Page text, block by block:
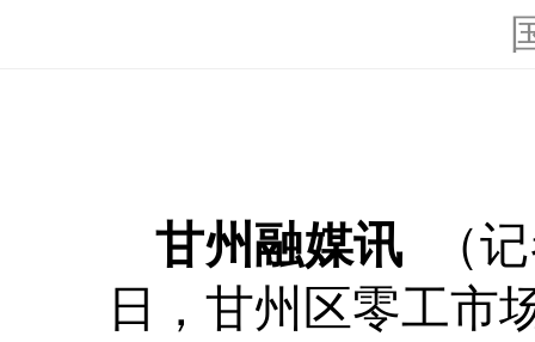
甘州融媒讯
（
日，甘州区零工市